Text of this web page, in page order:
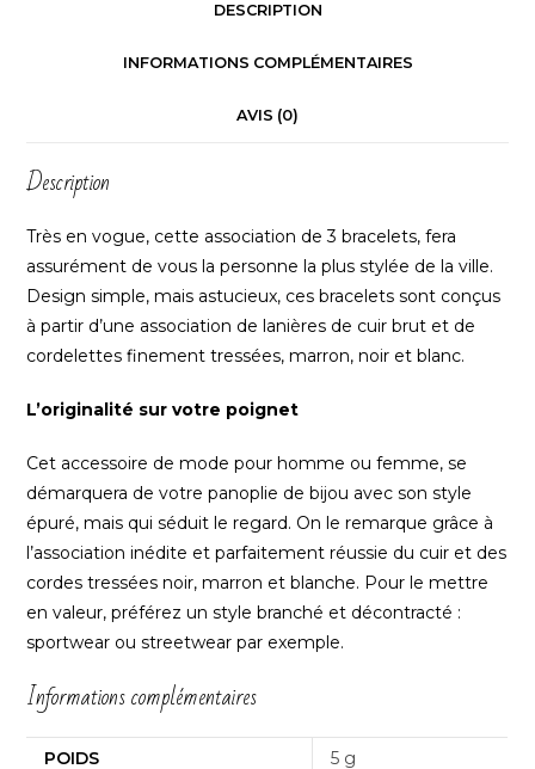
DESCRIPTION
INFORMATIONS COMPLÉMENTAIRES
AVIS (0)
Description
Très en vogue, cette association de 3 bracelets, fera
assurément de vous la personne la plus stylée de la ville.
Design simple, mais astucieux, ces bracelets sont conçus
à partir d’une association de lanières de cuir brut et de
cordelettes finement tressées, marron, noir et blanc.
L’originalité sur votre poignet
Cet accessoire de mode pour homme ou femme, se
démarquera de votre panoplie de bijou avec son style
épuré, mais qui séduit le regard. On le remarque grâce à
l’association inédite et parfaitement réussie du cuir et des
cordes tressées noir, marron et blanche. Pour le mettre
en valeur, préférez un style branché et décontracté :
sportwear ou streetwear par exemple.
Informations complémentaires
POIDS 5 g